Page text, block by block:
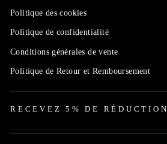
Politique des cookies
Politique de confidentialité
Conditions générales de vente
Politique de Retour et Remboursement
RECEVEZ 5% DE RÉDUCTION